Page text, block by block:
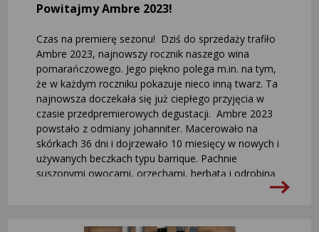
Powitajmy Ambre 2023!
Czas na premierę sezonu! Dziś do sprzedaży trafiło
Ambre 2023, najnowszy rocznik naszego wina
pomarańczowego. Jego piękno polega m.in. na tym,
że w każdym roczniku pokazuje nieco inną twarz. Ta
najnowsza doczekała się już ciepłego przyjęcia w
czasie przedpremierowych degustacji. Ambre 2023
powstało z odmiany johanniter. Macerowało na
skórkach 36 dni i dojrzewało 10 miesięcy w nowych i
używanych beczkach typu barrique. Pachnie
suszonymi owocami, orzechami, herbatą i odrobiną